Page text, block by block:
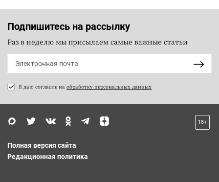
Подпишитесь на рассылку
Раз в неделю мы присылаем самые важные статьи
Я даю согласие на обработку персональных данных
18+
Полная версия сайта
Редакционная политика